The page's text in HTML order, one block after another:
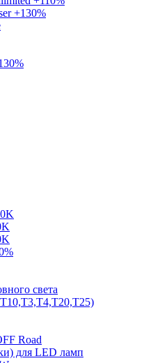
+130%
света
Road
для LED ламп